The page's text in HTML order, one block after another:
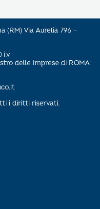
(RM) Via Aurelia 796 –
i.v
delle Imprese di ROMA
i diritti riservati.